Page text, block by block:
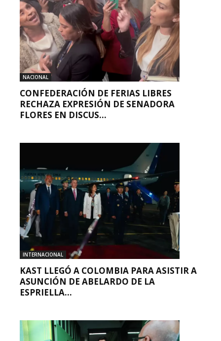
NACIONAL
CONFEDERACIÓN DE FERIAS LIBRES
RECHAZA EXPRESIÓN DE SENADORA
FLORES EN DISCUS...
INTERNACIONAL
KAST LLEGÓ A COLOMBIA PARA ASISTIR A
ASUNCIÓN DE ABELARDO DE LA
ESPRIELLA...